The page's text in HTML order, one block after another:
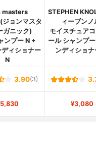
masters
ョンマスタ
ガニック)
ンプー N +
ィショナー
N
STEPHEN
ィーブンノ
モイスチュア
ール シャンプ
ンディショナ
3.90(3)
¥3,080